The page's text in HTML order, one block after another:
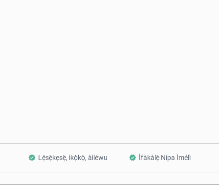
Lẹ́sẹ̀kẹsẹ̀, ìkọ̀kọ̀, àìléwu Ìfàkàlẹ̀ Nípa Ìmélì